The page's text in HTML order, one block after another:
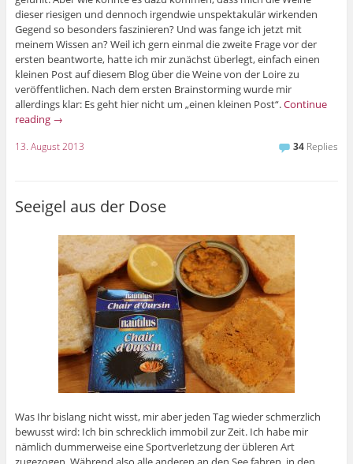
dieser riesigen und dennoch irgendwie unspektakulär wirkenden
Gegend so besonders faszinieren? Und was fange ich jetzt mit
meinem Wissen an? Weil ich gern einmal die zweite Frage vor der
ersten beantworte, hatte ich mir zunächst überlegt, einfach einen
kleinen Post auf diesem Blog über die Weine von der Loire zu
veröffentlichen. Nach dem ersten Brainstorming wurde mir
allerdings klar: Es geht hier nicht um „einen kleinen Post“.Continue
reading →
13. August 2013 34 Replies
Seeigel aus der Dose
Was Ihr bislang nicht wisst, mir aber jeden Tag wieder schmerzlich
bewusst wird: Ich bin schrecklich immobil zur Zeit. Ich habe mir
nämlich dummerweise eine Sportverletzung der übleren Art